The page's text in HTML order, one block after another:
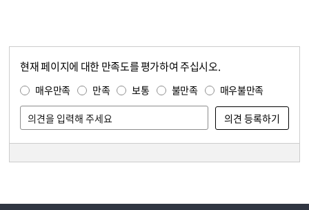
현재 페이지에 대한 만족도를 평가하여 주십시오.
매우만족 만족 보통 불만족 매우불만족